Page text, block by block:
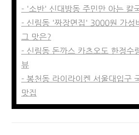
- '소반' 신대방동 주민만 아는 칼
- 신림동 '짜장면집' 3000원 가성
그 맛은?
- 신림동 돈까스 카츠오도 한정수
뷰
- 봉천동 라이라이켄 서울대입구
맛집